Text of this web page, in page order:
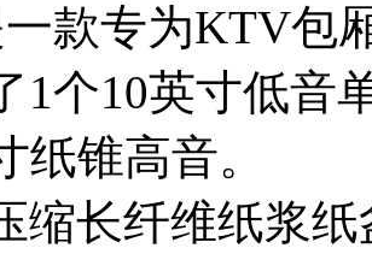
款专为KTV包
1个10英寸低音
纸锥高音。
缩长纤维纸浆